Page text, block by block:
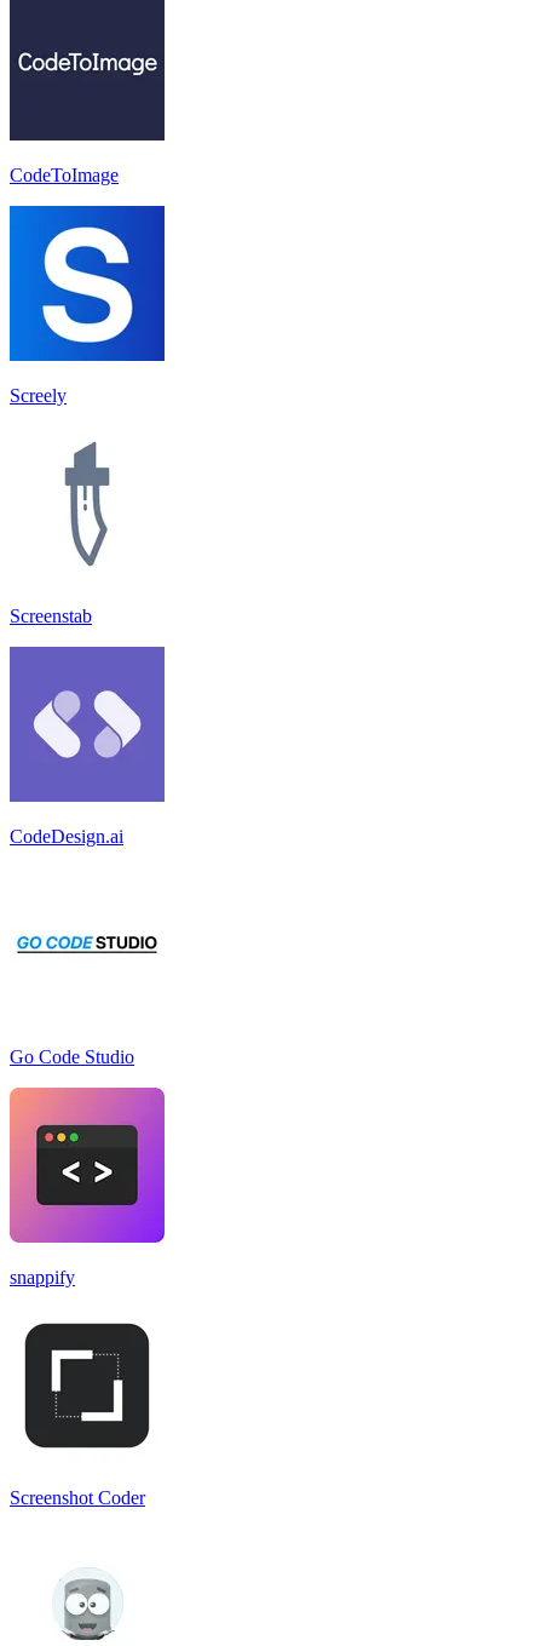
CodeToImage
Screely
Screenstab
CodeDesign.ai
Go Code Studio
snappify
Screenshot Coder